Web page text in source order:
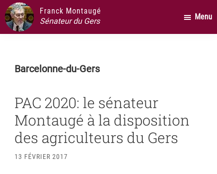
Passer
au
contenu
Passer
la
latérale
Passer
au
pied
page
Franck Montaugé
Sénateur du Gers
Menu
Barcelonne-du-Gers
PAC 2020: le sénateur
Montaugé à la disposition
des agriculteurs du Gers
13 FÉVRIER 2017